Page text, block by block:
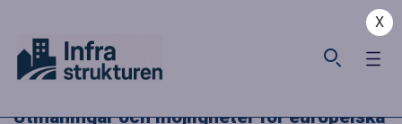
X
Utmaningar och möjligheter för europeiska